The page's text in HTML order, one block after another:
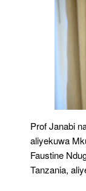
Prof Janabi
aliyekuwa
Faustine
Tanzania,